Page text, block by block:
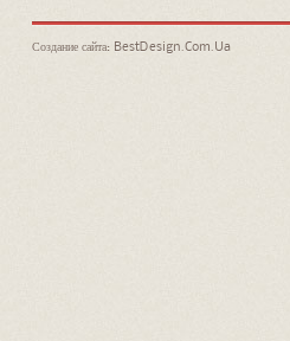
Создание сайта: BestDesign.Com.Ua